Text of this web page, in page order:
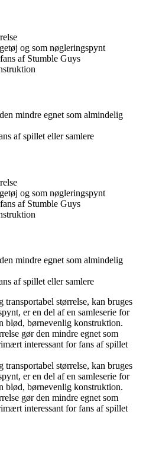
og som nøgleringspynt
af Stumble Guys
mindre egnet som almindelig
af spillet eller samlere
og som nøgleringspynt
af Stumble Guys
mindre egnet som almindelig
af spillet eller samlere
transportabel størrelse, kan bruges
er en del af en samleserie for
blød, børnevenlig konstruktion.
gør den mindre egnet som
interessant for fans af spillet
transportabel størrelse, kan bruges
er en del af en samleserie for
blød, børnevenlig konstruktion.
gør den mindre egnet som
interessant for fans af spillet